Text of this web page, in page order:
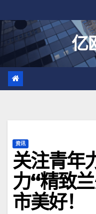
至
亿
资讯
关注青年
力“精致
市美好！